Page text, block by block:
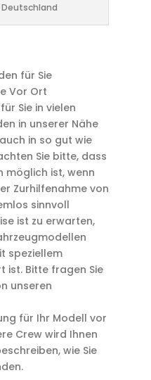
für Sie
Vor Ort
Sie in vielen
in unserer Nähe
in so gut wie
Sie bitte, dass
möglich ist, wenn
Zurhilfenahme von
sinnvoll
ist zu erwarten,
speziellem
ist. Bitte fragen Sie
unseren
für Ihr Modell vor
Crew wird Ihnen
wie Sie